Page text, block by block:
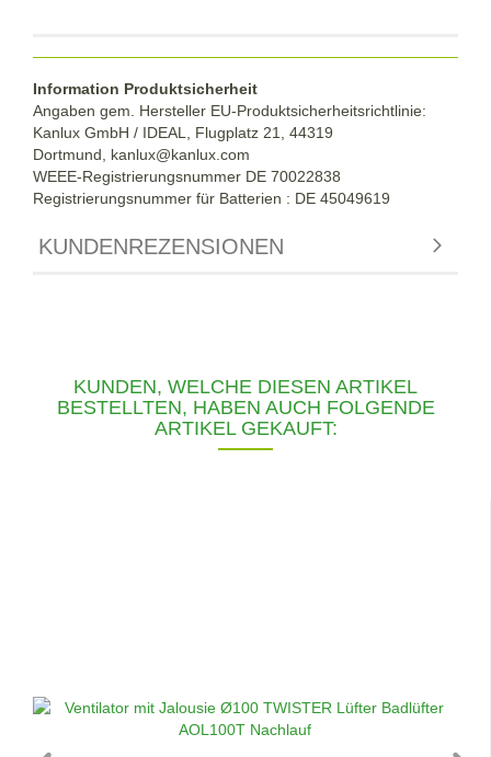
Information Produktsicherheit
Angaben gem. Hersteller EU-Produktsicherheitsrichtlinie:
Kanlux GmbH / IDEAL, Flugplatz 21, 44319
Dortmund, kanlux@kanlux.com
WEEE-Registrierungsnummer DE 70022838
Registrierungsnummer für Batterien : DE 45049619
KUNDENREZENSIONEN
KUNDEN, WELCHE DIESEN ARTIKEL
BESTELLTEN, HABEN AUCH FOLGENDE
ARTIKEL GEKAUFT: